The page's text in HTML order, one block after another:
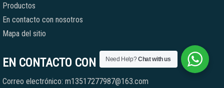
Productos
En contacto con nosotros
Mapa del sitio
EN CONTACTO CON NOSOTROS
Correo electrónico: m13517277987@163.com
Need Help?Chat with us